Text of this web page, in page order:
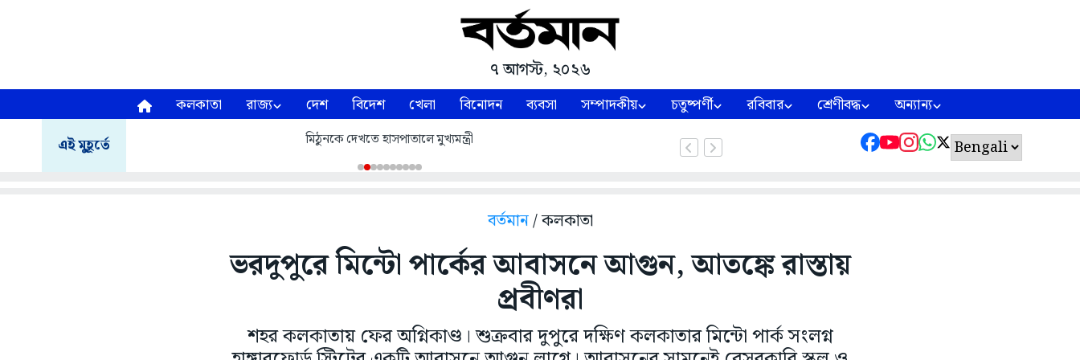
৭ আগস্ট, ২০২৬
কলকাতা রাজ্য দেশ বিদেশ খেলা বিনোদন ব্যবসা সম্পাদকীয় চতুষ্পর্ণী রবিবার শ্রেণীবদ্ধ অন্যান্য
এই মুহূর্তে মিঠুনকে দেখতে হাসপাতালে মুখ্যমন্ত্রী
বর্তমান/ কলকাতা
ভরদুপুরে মিন্টো পার্কের আবাসনে আগুন, আতঙ্কে রাস্তায়
প্রবীণরা
শহর কলকাতায় ফের অগ্নিকাণ্ড। শুক্রবার দুপুরে দক্ষিণ কলকাতার মিন্টো পার্ক সংলগ্ন